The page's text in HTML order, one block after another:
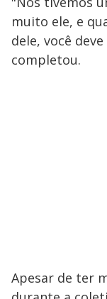
muito ele, e
dele, você
completou.
Apesar de ter